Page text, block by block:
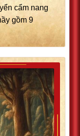
cẩm nang
gồm 9